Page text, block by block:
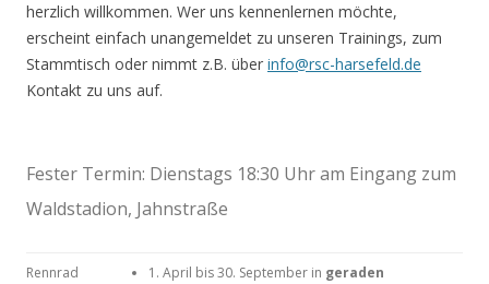
herzlich willkommen. Wer uns kennenlernen möchte,
erscheint einfach unangemeldet zu unseren Trainings, zum
Stammtisch oder nimmt z.B. über info@rsc-harsefeld.de
Kontakt zu uns auf.
Fester Termin: Dienstags 18:30 Uhr am Eingang zum
Waldstadion, Jahnstraße
Rennrad 1. April bis 30. September in geraden